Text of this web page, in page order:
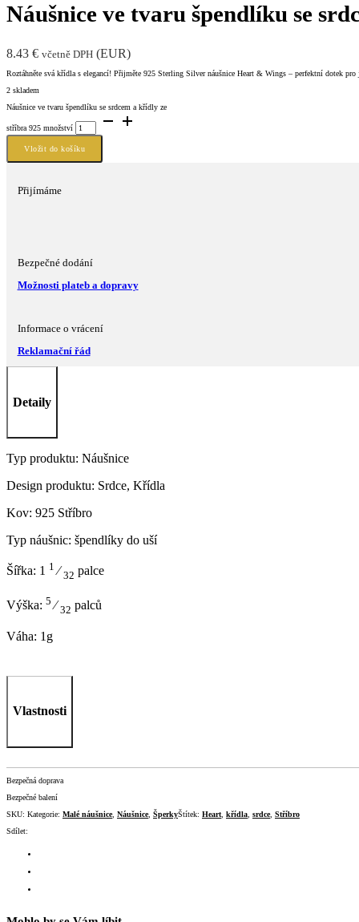
Náušnice ve tvaru špendlíku se
8.43 € včetně DPH (EUR)
Roztáhněte svá křídla s elegancí! Přijměte 925 Sterling Silver náušnice Heart & Wings – perfektní dotek
2 skladem
Náušnice ve tvaru špendlíku se srdcem a křídly ze
stříbra 925 množství
Vložit do košíku
Přijímáme
Bezpečné dodání
Možnosti plateb a dopravy
Informace o vrácení
Reklamační řád
Detaily
Typ produktu: Náušnice
Design produktu: Srdce, Křídla
Kov: 925 Stříbro
Typ náušnic: špendlíky do uší
Šířka: 1 1⁄32 palce
Výška: 5 ⁄32 palců
Váha: 1g
Vlastnosti
Bezpečná doprava
Bezpečné balení
SKU: Kategorie: Malé náušnice, Náušnice, ŠperkyŠtítek: Heart křídla srdce, Stříbro
Sdílet: